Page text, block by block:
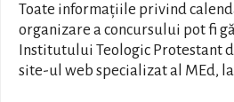
Toate informațiile privind
organizare a concursului pot fi
Institutului Teologic Protestant
site-ul web specializat al MEd,